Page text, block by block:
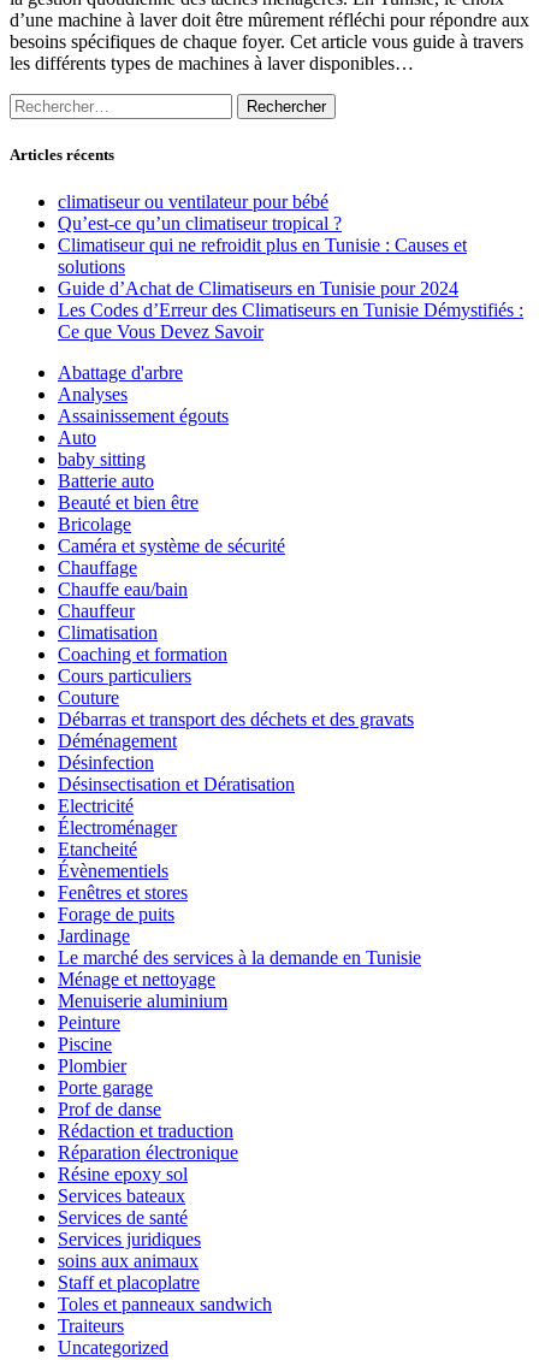
d’une machine à laver doit être mûrement réfléchi pour répondre aux
besoins spécifiques de chaque foyer. Cet article vous guide à travers
les différents types de machines à laver disponibles…
Rechercher :
Articles récents
climatiseur ou ventilateur pour bébé
Qu’est-ce qu’un climatiseur tropical ?
Climatiseur qui ne refroidit plus en Tunisie : Causes et
solutions
Guide d’Achat de Climatiseurs en Tunisie pour 2024
Les Codes d’Erreur des Climatiseurs en Tunisie Démystifiés :
Ce que Vous Devez Savoir
Abattage d'arbre
Analyses
Assainissement égouts
Auto
baby sitting
Batterie auto
Beauté et bien être
Bricolage
Caméra et système de sécurité
Chauffage
Chauffe eau/bain
Chauffeur
Climatisation
Coaching et formation
Cours particuliers
Couture
Débarras et transport des déchets et des gravats
Déménagement
Désinfection
Désinsectisation et Dératisation
Electricité
Électroménager
Etancheité
Évènementiels
Fenêtres et stores
Forage de puits
Jardinage
Le marché des services à la demande en Tunisie
Ménage et nettoyage
Menuiserie aluminium
Peinture
Piscine
Plombier
Porte garage
Prof de danse
Rédaction et traduction
Réparation électronique
Résine epoxy sol
Services bateaux
Services de santé
Services juridiques
soins aux animaux
Staff et placoplatre
Toles et panneaux sandwich
Traiteurs
Uncategorized